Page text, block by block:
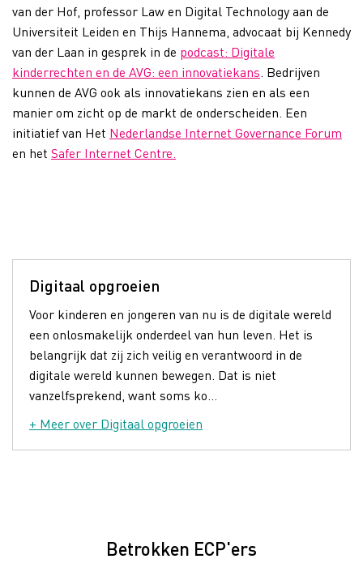
van der Hof, professor Law en Digital Technology aan de
Universiteit Leiden en Thijs Hannema, advocaat bij Kennedy
van der Laan in gesprek in de podcast: Digitale
kinderrechten en de AVG: een innovatiekans . Bedrijven
kunnen de AVG ook als innovatiekans zien en als een
manier om zicht op de markt de onderscheiden. Een
initiatief van Het Nederlandse Internet Governance Forum
en het Safer Internet Centre.
Digitaal opgroeien
Voor kinderen en jongeren van nu is de digitale wereld
een onlosmakelijk onderdeel van hun leven. Het is
belangrijk dat zij zich veilig en verantwoord in de
digitale wereld kunnen bewegen. Dat is niet
vanzelfsprekend, want soms ko...
+ Meer over Digitaal opgroeien
Betrokken ECP'ers